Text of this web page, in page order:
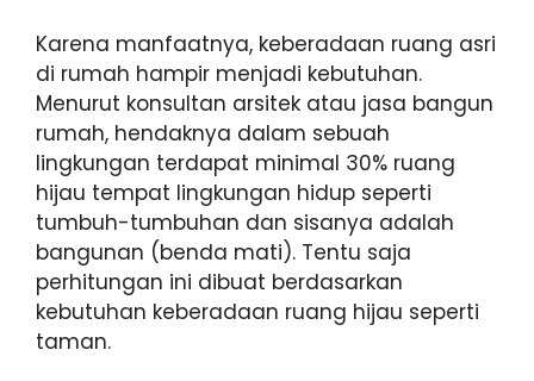
Karena manfaatnya, keberadaan ruang asri
di rumah hampir menjadi kebutuhan.
Menurut konsultan arsitek atau jasa bangun
rumah, hendaknya dalam sebuah
lingkungan terdapat minimal 30% ruang
hijau tempat lingkungan hidup seperti
tumbuh-tumbuhan dan sisanya adalah
bangunan (benda mati). Tentu saja
perhitungan ini dibuat berdasarkan
kebutuhan keberadaan ruang hijau seperti
taman.